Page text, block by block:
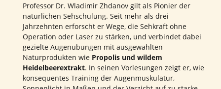
Professor Dr. Wladimir Zhdanov gilt als Pionier der
natürlichen Sehschulung. Seit mehr als drei
Jahrzehnten erforscht er Wege, die Sehkraft ohne
Operation oder Laser zu stärken, und verbindet dabei
gezielte Augenübungen mit ausgewählten
Naturprodukten wie Propolis und wildem
Heidelbeerextrakt. In seinen Vorlesungen zeigt er, wie
konsequentes Training der Augenmuskulatur,